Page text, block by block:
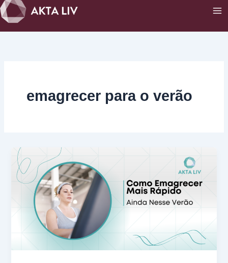
Ir
para
o
emagrecer para o verão